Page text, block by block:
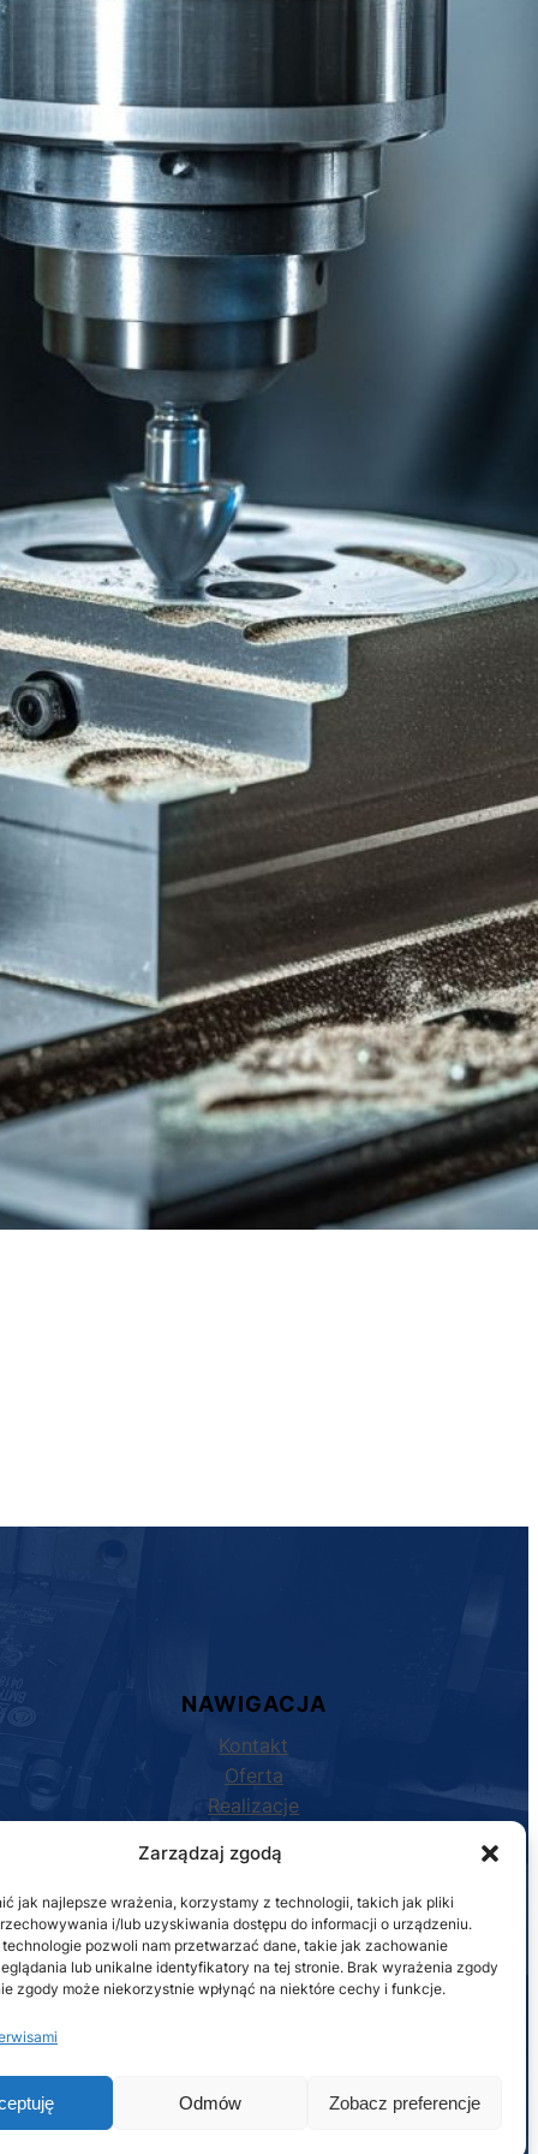
Zarządzaj zgodą
jak najlepsze wrażenia, korzystamy z technologii, takich jak pliki
i/lub uzyskiwania dostępu do informacji o urządzeniu.
pozwoli nam przetwarzać dane, takie jak zachowanie
lub unikalne identyfikatory na tej stronie. Brak wyrażenia zgody
zgody może niekorzystnie wpłynąć na niektóre cechy i funkcje.
Odmów Zobacz preferencje
Maszyny
Obróbka CNC
Realizacje(3)
Technologie(2)
Usługi(7)
Potrzebujesz pomocy?
Zadzwoń:
+48 61 868 03 69
E-mail:
info@zutprojekt.eu
NAWIGACJA
Kontakt
Oferta
Realizacje
Blog
Polityka prywatności